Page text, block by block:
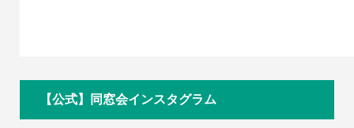
【公式】同窓会インスタグラム